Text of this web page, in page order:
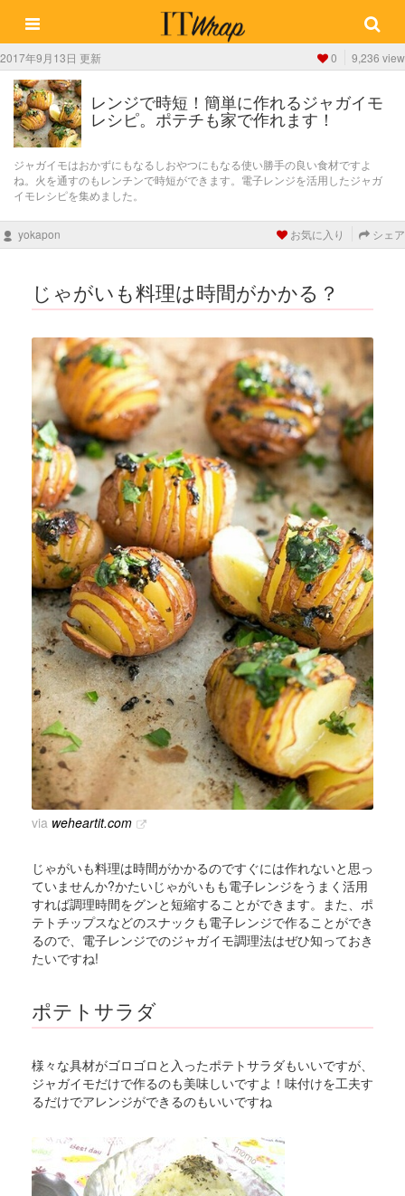
2017年9月13日 更新 0 9,236 view
レンジで時短！簡単に作れるジャガイモ
レシピ。ポテチも家で作れます！
ジャガイモはおかずにもなるしおやつにもなる使い勝手の良い食材ですよ
ね。火を通すのもレンチンで時短ができます。電子レンジを活用したジャガ
イモレシピを集めました。
yokapon お気に入り シェア
じゃがいも料理は時間がかかる？
via weheartit.com
じゃがいも料理は時間がかかるのですぐには作れないと思っ
ていませんか?かたいじゃがいもも電子レンジをうまく活用
すれば調理時間をグンと短縮することができます。また、ポ
テトチップスなどのスナックも電子レンジで作ることができ
るので、電子レンジでのジャガイモ調理法はぜひ知っておき
たいですね!
ポテトサラダ
様々な具材がゴロゴロと入ったポテトサラダもいいですが、
ジャガイモだけで作るのも美味しいですよ！味付けを工夫す
るだけでアレンジができるのもいいですね